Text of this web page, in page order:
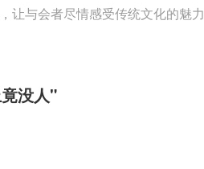
让与会者尽情感受传统文化的魅力
没人"